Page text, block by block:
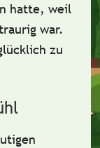
hatte, weil
war.
zu